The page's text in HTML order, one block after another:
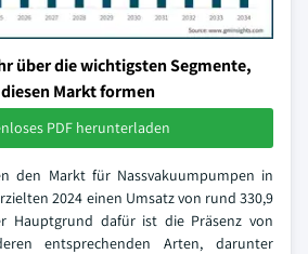
über die wichtigsten Segmente,
Markt formen
PDF herunterladen
den Markt für Nassvakuumpumpen in
2024 einen Umsatz von rund 330,9
Hauptgrund dafür ist die Präsenz von
entsprechenden Arten, darunter